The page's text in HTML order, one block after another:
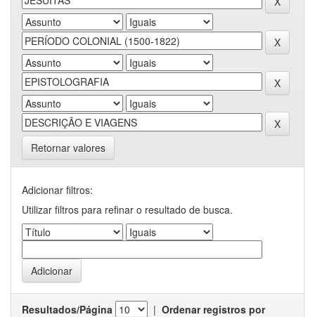
Retornar valores
Adicionar filtros:
Utilizar filtros para refinar o resultado de busca.
Resultados/Página | Ordenar registros por